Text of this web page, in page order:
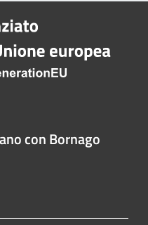
con Bornago